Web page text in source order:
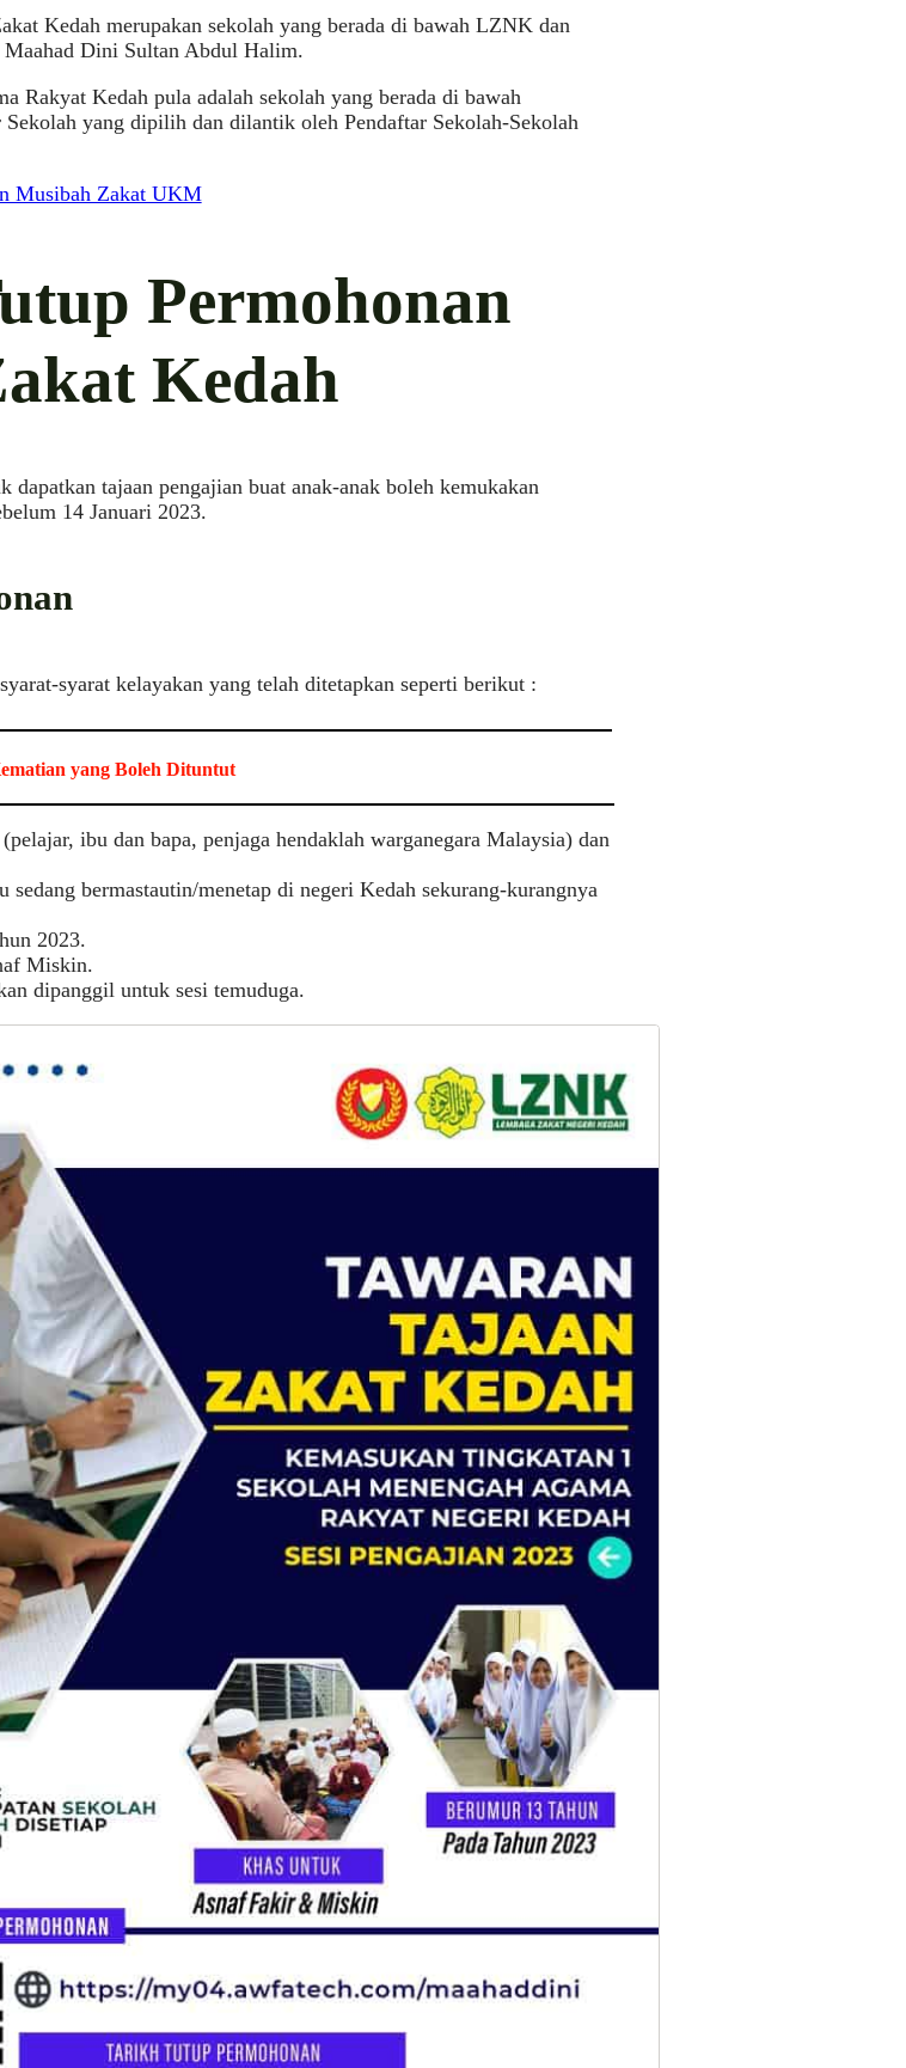
Kedah merupakan sekolah yang berada di bawah LZNK dan
Dini Sultan Abdul Halim.
Rakyat Kedah pula adalah sekolah yang berada di bawah
yang dipilih dan dilantik oleh Pendaftar Sekolah-Sekolah
Musibah Zakat UKM
Permohonan
Kedah
dapatkan tajaan pengajian buat anak-anak boleh kemukakan
14 Januari 2023.
syarat kelayakan yang telah ditetapkan seperti berikut :
yang Boleh Dituntut
ibu dan bapa, penjaga hendaklah warganegara Malaysia) dan
sedang bermastautin/menetap di negeri Kedah sekurang-kurangnya
2023.
Miskin.
dipanggil untuk sesi temuduga.